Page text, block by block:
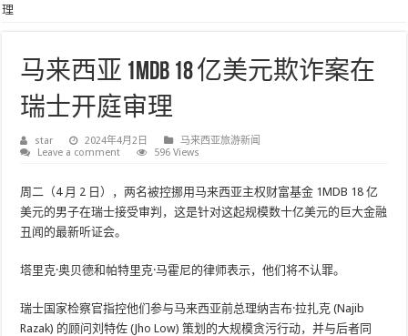
理
马来西亚 1MDB 18 亿美元欺诈案在
瑞士开庭审理
star 2024年4月2日
马来西亚旅游新闻
Leave a comment
596 Views
周二（4 月 2 日），两名被控挪用马来西亚主权财富基金 1MDB 18 亿
美元的男子在瑞士接受审判，这是针对这起规模数十亿美元的巨大金融
丑闻的最新听证会。
塔里克·奥贝德和帕特里克·马霍尼的律师表示，他们将不认罪。
瑞士国家检察官指控他们参与马来西亚前总理纳吉布·拉扎克 (Najib
Razak) 的顾问刘特佐 (Jho Low) 策划的大规模贪污行动，并与后者同